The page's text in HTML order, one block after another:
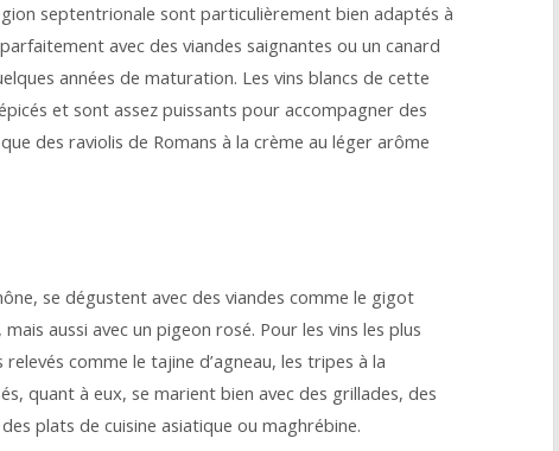
septentrionale sont particulièrement bien adaptés à
avec des viandes saignantes ou un canard
années de maturation. Les vins blancs de cette
et sont assez puissants pour accompagner des
des raviolis de Romans à la crème au léger arôme
se dégustent avec des viandes comme le gigot
aussi avec un pigeon rosé. Pour les vins les plus
comme le tajine d’agneau, les tripes à la
quant à eux, se marient bien avec des grillades, des
plats de cuisine asiatique ou maghrébine.